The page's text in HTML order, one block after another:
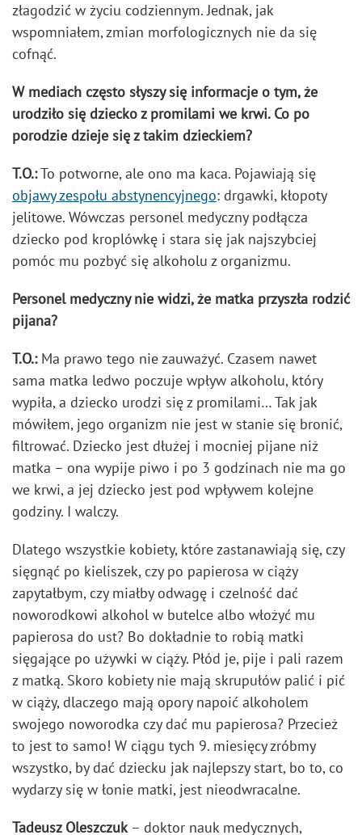
złagodzić w życiu codziennym. Jednak, jak
wspomniałem, zmian morfologicznych nie da się
cofnąć.
W mediach często słyszy się informacje o tym, że
urodziło się dziecko z promilami we krwi. Co po
porodzie dzieje się z takim dzieckiem?
T.O.:To potworne, ale ono ma kaca. Pojawiają się
objawy zespołu abstynencyjnego: drgawki, kłopoty
jelitowe. Wówczas personel medyczny podłącza
dziecko pod kroplówkę i stara się jak najszybciej
pomóc mu pozbyć się alkoholu z organizmu.
Personel medyczny nie widzi, że matka przyszła rodzić
pijana?
T.O.:Ma prawo tego nie zauważyć. Czasem nawet
sama matka ledwo poczuje wpływ alkoholu, który
wypiła, a dziecko urodzi się z promilami… Tak jak
mówiłem, jego organizm nie jest w stanie się bronić,
filtrować. Dziecko jest dłużej i mocniej pijane niż
matka – ona wypije piwo i po 3 godzinach nie ma go
we krwi, a jej dziecko jest pod wpływem kolejne
godziny. I walczy.
Dlatego wszystkie kobiety, które zastanawiają się, czy
sięgnąć po kieliszek, czy po papierosa w ciąży
zapytałbym, czy miałby odwagę i czelność dać
noworodkowi alkohol w butelce albo włożyć mu
papierosa do ust? Bo dokładnie to robią matki
sięgające po używki w ciąży. Płód je, pije i pali razem
z matką. Skoro kobiety nie mają skrupułów palić i pić
w ciąży, dlaczego mają opory napoić alkoholem
swojego noworodka czy dać mu papierosa? Przecież
to jest to samo! W ciągu tych 9. miesięcy zróbmy
wszystko, by dać dziecku jak najlepszy start, bo to, co
wydarzy się w łonie matki, jest nieodwracalne.
Tadeusz Oleszczuk– doktor nauk medycznych,